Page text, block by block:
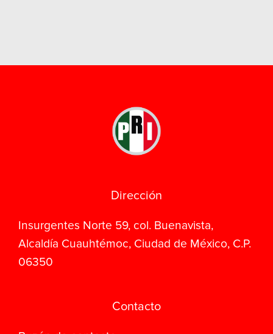
Dirección
Insurgentes Norte 59, col. Buenavista,
Alcaldía Cuauhtémoc, Ciudad de México, C.P.
06350
Contacto